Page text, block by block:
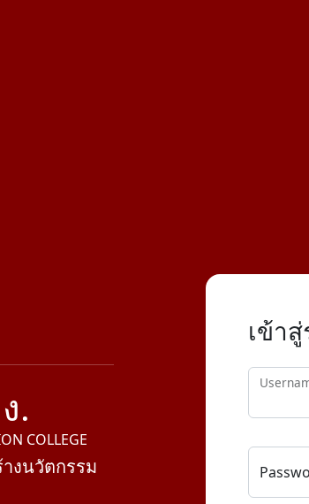
.
COLLEGE
งนวัตกรรม
เข้า